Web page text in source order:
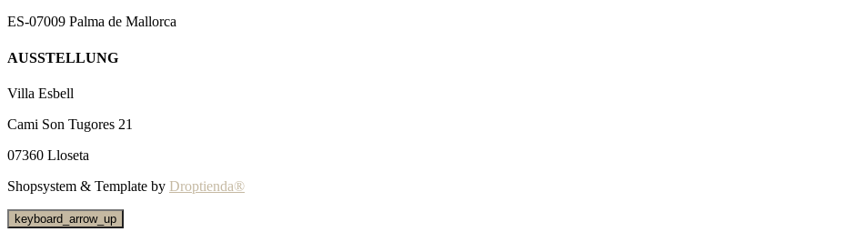
ES-07009 Palma de Mallorca
AUSSTELLUNG
Villa Esbell
Cami Son Tugores 21
07360 Lloseta
Shopsystem & Template by Droptienda®
keyboard_arrow_up